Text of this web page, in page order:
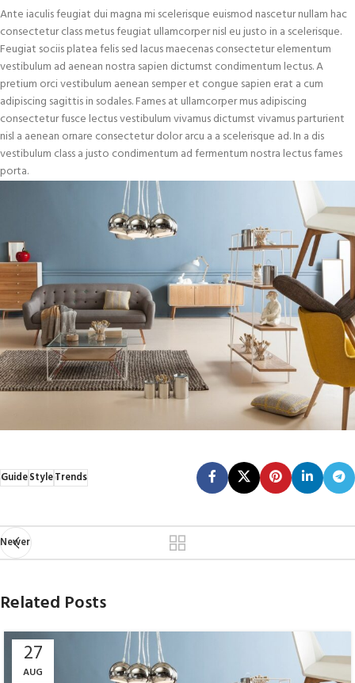
Ante iaculis feugiat dui magna mi scelerisque euismod nascetur nullam hac
consectetur class metus feugiat ullamcorper nisl eu justo in a scelerisque.
Feugiat sociis platea felis sed lacus maecenas consectetur elementum
vestibulum ad aenean nostra sapien dictumst condimentum lectus. A
pretium orci vestibulum aenean semper et congue sapien erat a cum
adipiscing sagittis in sodales. Fames at ullamcorper mus adipiscing
consectetur fusce lectus vestibulum vivamus dictumst vivamus parturient
nisl a aenean ornare consectetur dolor arcu a a scelerisque ad. In a dis
vestibulum class a justo condimentum ad fermentum nostra lectus fames
porta.
GuideStyleTrends
Newer
Related Posts
27
AUG